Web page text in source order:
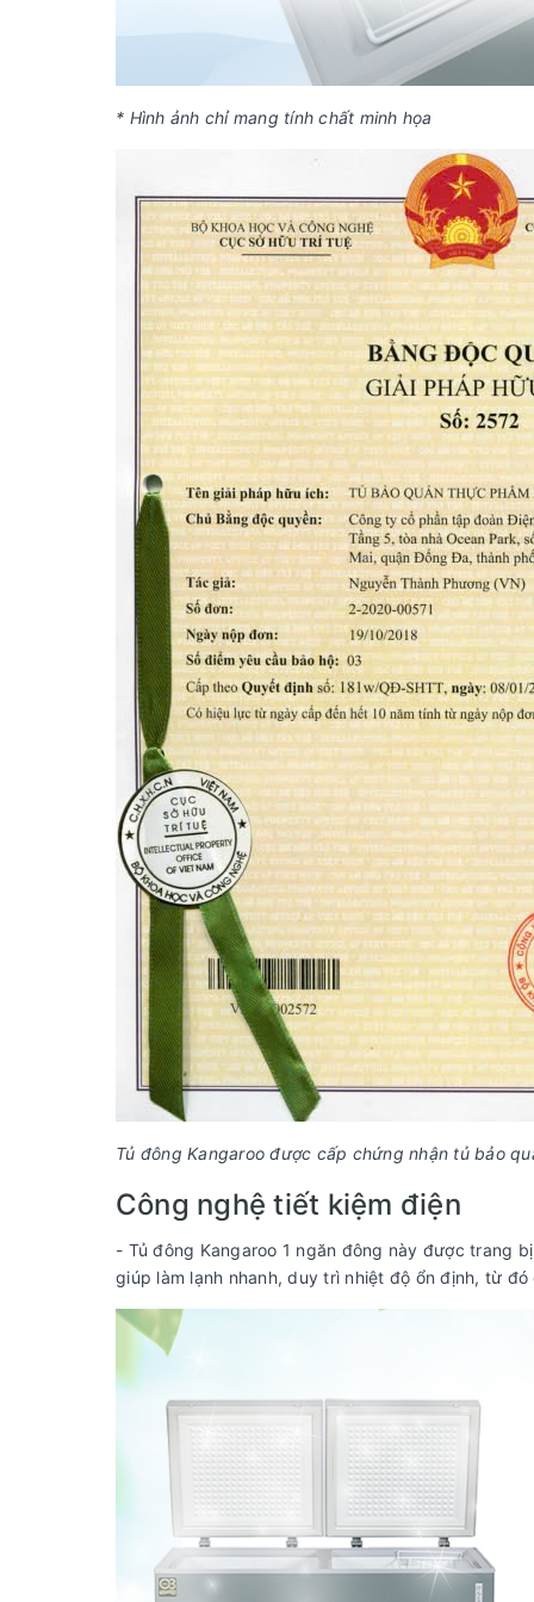
* Hình ảnh chỉ mang tính chất minh họa
Tủ đông Kangaroo được cấp chứng nhận tủ bảo
Công nghệ tiết kiệm điện
- Tủ đông Kangaroo 1 ngăn đông này được trang
giúp làm lạnh nhanh, duy trì nhiệt độ ổn định, từ